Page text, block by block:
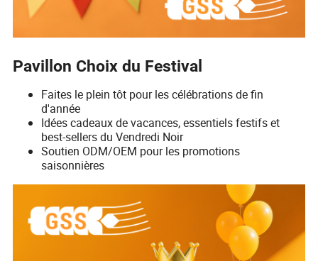
Pavillon Choix du Festival
Faites le plein tôt pour les célébrations de fin
d'année
Idées cadeaux de vacances, essentiels festifs et
best-sellers du Vendredi Noir
Soutien ODM/OEM pour les promotions
saisonnières